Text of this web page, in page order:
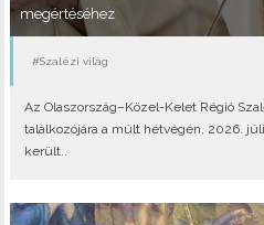
megértéséhez
#Szalézi világ
Az Olaszország–Közel-Kelet Régió
találkozójára a múlt hétvégén, 2026.
került..